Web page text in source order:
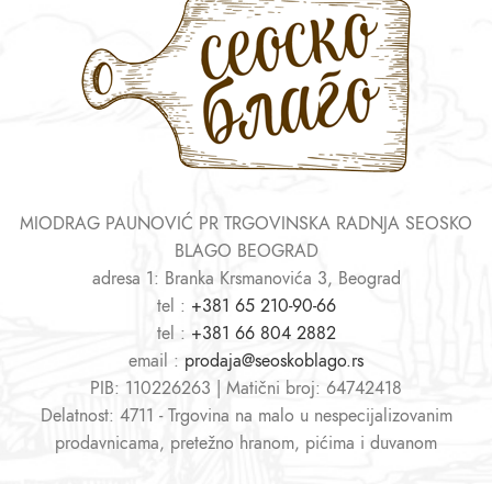
MIODRAG PAUNOVIĆ PR TRGOVINSKA RADNJA SEOSKO
BLAGO BEOGRAD
adresa 1: Branka Krsmanovića 3, Beograd
tel : +381 65 210-90-66
tel : +381 66 804 2882
email : prodaja@seoskoblago.rs
PIB: 110226263 | Matični broj: 64742418
Delatnost: 4711 - Trgovina na malo u nespecijalizovanim
prodavnicama, pretežno hranom, pićima i duvanom